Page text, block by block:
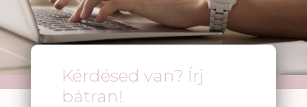
Kérdésed van? Írj
bátran!